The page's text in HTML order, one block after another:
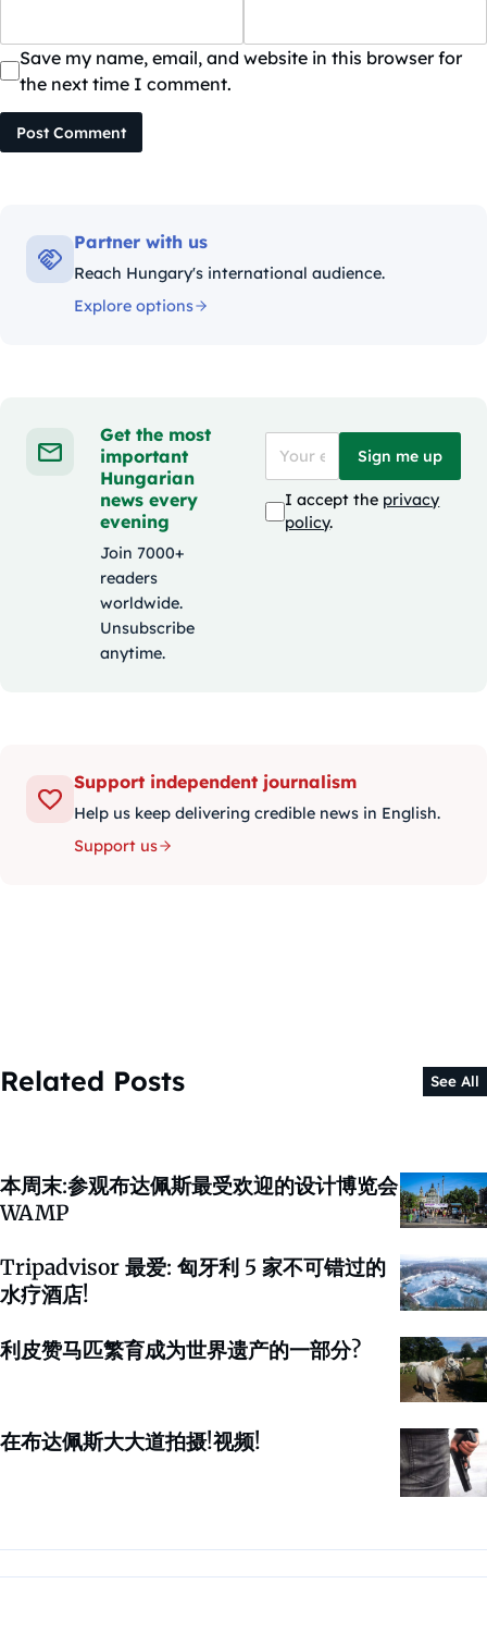
Save my name, email, and website in this browser for
the next time I comment.
Post Comment
Partner with us
Reach Hungary's international audience.
Explore options
Get the most
important
Hungarian
news every
evening
Join 7000+
readers
worldwide.
Unsubscribe
anytime.
Sign me up
I accept the privacy
policy.
Support independent journalism
Help us keep delivering credible news in English.
Support us
Related Posts See All
本周末:参观布达佩斯最受欢迎的设计博览会
WAMP
Tripadvisor 最爱: 匈牙利 5 家不可错过的
水疗酒店!
利皮赞马匹繁育成为世界遗产的一部分?
在布达佩斯大大道拍摄!视频!